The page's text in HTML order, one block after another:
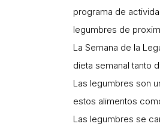
programa de
legumbres de
La Semana de la
dieta semanal tanto
Las legumbres son
estos alimentos
Las legumbres se